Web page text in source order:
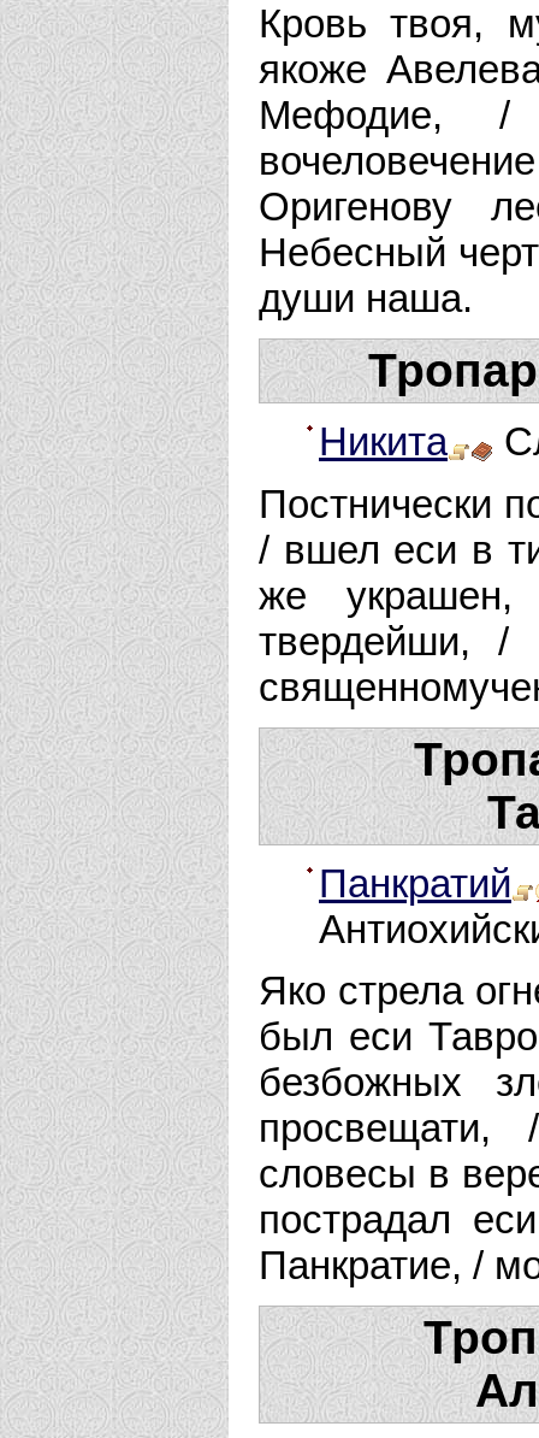
Кровь твоя,
якоже
Мефодие, /
Оригенову
Небесный
души наша.
Никита
Постнически
/ вшел еси в
же
твердейши,
Панкратий
Яко стрела
был еси
безбожных
словесы в
пострадал
Панкратие, /